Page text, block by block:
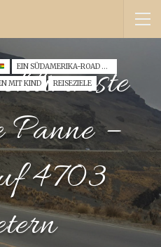
EIN SÜDAMERIKA-ROAD TRIP MIT KLEINKIND (2022)
MIT KIND REISEZIELE
Panne –
4703